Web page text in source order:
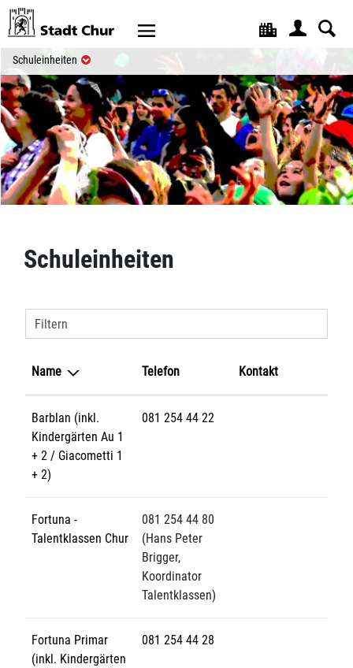
Kopfzeile
Schuleinheiten (ausgewählt)
Inhalt
Schuleinheiten
Filtern
Name Telefon Kontakt
Barblan (inkl.
Kindergärten Au 1
+ 2 / Giacometti 1
+ 2)
081 254 44 22
Fortuna -
Talentklassen Chur
081 254 44 80
(Hans Peter
Brigger,
Koordinator
Talentklassen)
Fortuna Primar
(inkl. Kindergärten
081 254 44 28